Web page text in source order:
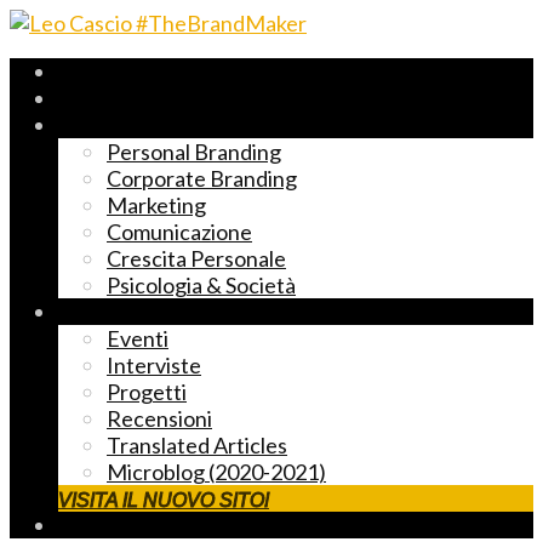
Personal Branding
Corporate Branding
Marketing
Comunicazione
Crescita Personale
Psicologia & Società
Eventi
Interviste
Progetti
Recensioni
Translated Articles
Microblog (2020-2021)
VISITA IL NUOVO SITO!